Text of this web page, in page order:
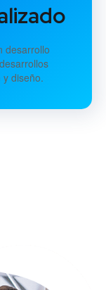
desarrollo
diseño.